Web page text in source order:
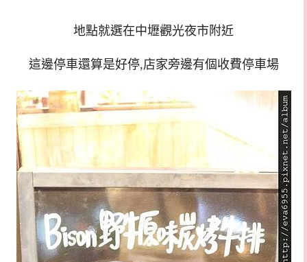
地點就選在中壢觀光夜市附近
這邊停車還算是好停,店家旁邊有個收費停車場